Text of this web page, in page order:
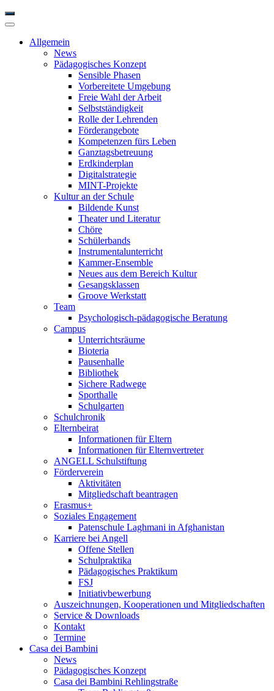
Allgemein
News
Pädagogisches Konzept
Sensible Phasen
Vorbereitete Umgebung
Freie Wahl der Arbeit
Selbstständigkeit
Rolle der Lehrenden
Förderangebote
Kompetenzen fürs Leben
Ganztagsbetreuung
Erdkinderplan
Digitalstrategie
MINT-Projekte
Kultur an der Schule
Bildende Kunst
Theater und Literatur
Chöre
Schülerbands
Instrumentalunterricht
Kammer-Ensemble
Neues aus dem Bereich Kultur
Gesangsklassen
Groove Werkstatt
Team
Psychologisch-pädagogische Beratung
Campus
Unterrichtsräume
Bioteria
Pausenhalle
Bibliothek
Sichere Radwege
Sporthalle
Schulgarten
Schulchronik
Elternbeirat
Informationen für Eltern
Informationen für Elternvertreter
ANGELL Schulstiftung
Förderverein
Aktivitäten
Mitgliedschaft beantragen
Erasmus+
Soziales Engagement
Patenschule Laghmani in Afghanistan
Karriere bei Angell
Offene Stellen
Schulpraktika
Pädagogisches Praktikum
FSJ
Initiativbewerbung
Auszeichnungen, Kooperationen und Mitgliedschaften
Service & Downloads
Kontakt
Termine
Casa dei Bambini
News
Pädagogisches Konzept
Casa dei Bambini Rehlingstraße